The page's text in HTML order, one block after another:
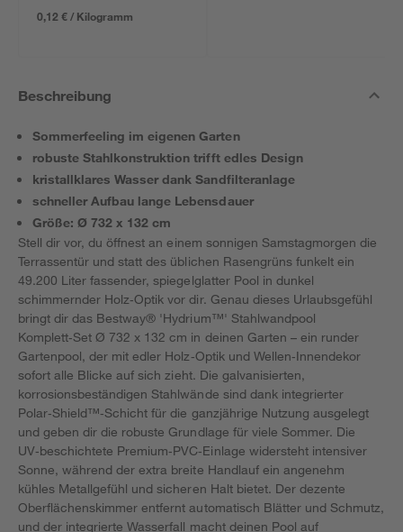
0,12 € / Kilogramm
Beschreibung
Sommerfeeling im eigenen Garten
robuste Stahlkonstruktion trifft edles Design
kristallklares Wasser dank Sandfilteranlage
schneller Aufbau lange Lebensdauer
Größe: Ø 732 x 132 cm
Stell dir vor, du öffnest an einem sonnigen Samstagmorgen die
Terrassentür und statt des üblichen Rasengrüns funkelt ein
49.200 Liter fassender, spiegelglatter Pool in dunkel
schimmernder Holz‑Optik vor dir. Genau dieses Urlaubsgefühl
bringt dir das Bestway® 'Hydrium™' Stahlwandpool
Komplett‑Set Ø 732 x 132 cm in deinen Garten – ein runder
Gartenpool, der mit edler Holz‑Optik und Wellen‑Innendekor
sofort alle Blicke auf sich zieht. Die galvanisierten,
korrosionsbeständigen Stahlwände sind dank integrierter
Polar‑Shield™‑Schicht für die ganzjährige Nutzung ausgelegt
und geben dir die robuste Grundlage für viele Sommer. Die
UV‑beschichtete Premium‑PVC‑Einlage widersteht intensiver
Sonne, während der extra breite Handlauf ein angenehm
kühles Metallgefühl und sicheren Halt bietet. Der dezente
Oberflächenskimmer entfernt automatisch Blätter und Schmutz,
und der integrierte Wasserfall macht deinen Pool auf